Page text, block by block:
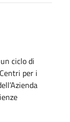
ciclo di
per i